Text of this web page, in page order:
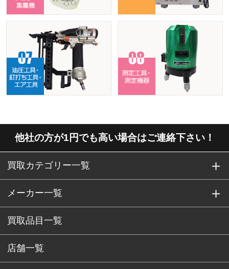
他社の方が1円でも高い場合はご連絡下さい！
買取カテゴリー一覧
メーカー一覧
買取品目一覧
店舗一覧